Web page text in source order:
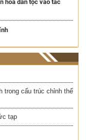
hoá dân tộc vào tác
trong cấu trúc chỉnh thể
tạp